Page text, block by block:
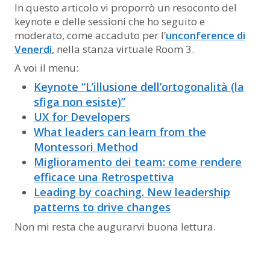
In questo articolo vi proporrò un resoconto del
keynote e delle sessioni che ho seguito e
moderato, come accaduto per l’unconference di
Venerdì, nella stanza virtuale Room 3.
A voi il menu:
Keynote “L’illusione dell’ortogonalità (la
sfiga non esiste)”
UX for Developers
What leaders can learn from the
Montessori Method
Miglioramento dei team: come rendere
efficace una Retrospettiva
Leading by coaching. New leadership
patterns to drive changes
Non mi resta che augurarvi buona lettura.